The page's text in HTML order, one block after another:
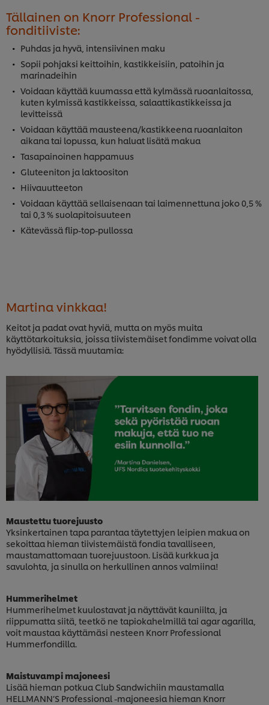
Tällainen on Knorr Professional -
fonditiiviste:
Puhdas ja hyvä, intensiivinen maku
Sopii pohjaksi keittoihin, kastikkeisiin, patoihin ja
marinadeihin
Voidaan käyttää kuumassa että kylmässä ruoanlaitossa,
kuten kylmissä kastikkeissa, salaattikastikkeissa ja
levitteissä
Voidaan käyttää mausteena/kastikkeena ruoanlaiton
aikana tai lopussa, kun haluat lisätä makua
Tasapainoinen happamuus
Gluteeniton ja laktoositon
Hiivauutteeton
Voidaan käyttää sellaisenaan tai laimennettuna joko 0,5 %
tai 0,3 % suolapitoisuuteen
Kätevässä flip-top-pullossa
Martina vinkkaa!
Keitot ja padat ovat hyviä, mutta on myös muita
käyttötarkoituksia, joissa tiivistemäiset fondimme voivat olla
hyödyllisiä. Tässä muutamia:
Maustettu tuorejuusto
Yksinkertainen tapa parantaa täytettyjen leipien makua on
sekoittaa hieman tiivistemäistä fondia tavalliseen,
maustamattomaan tuorejuustoon. Lisää kurkkua ja
savulohta, ja sinulla on herkullinen annos valmiina!
Hummerihelmet
Hummerihelmet kuulostavat ja näyttävät kauniilta, ja
riippumatta siitä, teetkö ne tapiokahelmillä tai agar agarilla,
voit maustaa käyttämäsi nesteen Knorr Professional
Hummerfondilla.
Maistuvampi majoneesi
Lisää hieman potkua Club Sandwichiin maustamalla
HELLMANN’S Professional -majoneesia hieman Knorr